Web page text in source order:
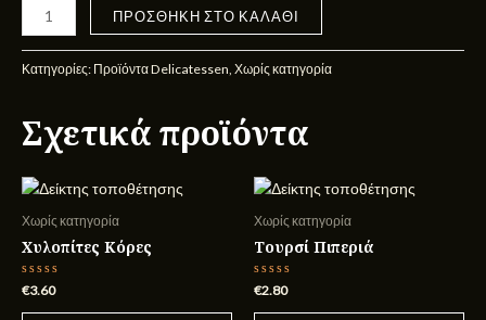
ΠΡΟΣΘΉΚΗ ΣΤΟ ΚΑΛΆΘΙ
Κατηγορίες: Προϊόντα Delicatessen, Χωρίς κατηγορία
Σχετικά προϊόντα
Χωρίς κατηγορία
Χυλοπίτες Κόρες
Βαθμολογήθηκε
με
0
€3.60
Χωρίς κατηγορία
Τουρσί Πιπεριά
Βαθμολογήθηκε
με
0
€2.80